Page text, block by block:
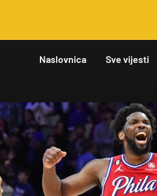
Naslovnica Sve vijesti